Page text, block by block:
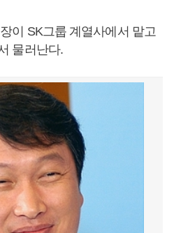
이 SK그룹 계열사에서 맡고
물러난다.